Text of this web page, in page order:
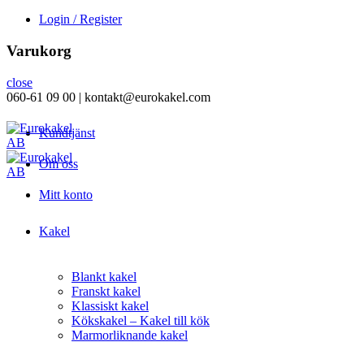
Login / Register
Varukorg
close
060-61 09 00 | kontakt@eurokakel.com
Kundtjänst
Om oss
Mitt konto
Kakel
Blankt kakel
Franskt kakel
Klassiskt kakel
Kökskakel – Kakel till kök
Marmorliknande kakel